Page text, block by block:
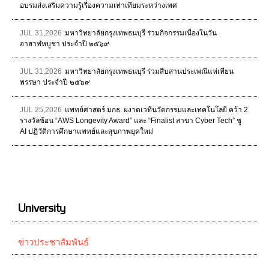
อบรมส่งเสริมความรู้เรื่องความเท่าเทียมระหว่างเพศ
JUL 31,2026 มหาวิทยาลัยกรุงเทพธนบุรี ร่วมกิจกรรมเนื่องในวัน
อาสาฬหบูชา ประจำปี ๒๕๖๙
JUL 31,2026 มหาวิทยาลัยกรุงเทพธนบุรี ร่วมสืบสานประเพณีแห่เทียน
พรรษา ประจำปี ๒๕๖๙
JUL 25,2026 แพทย์ศาสตร์ มกธ. ผงาดเวทีนวัตกรรมและเทคโนโลยี คว้า 2
รางวัลซ้อน “AWS Longevity Award” และ “Finalist สาขา Cyber Tech” ชู
AI ปฏิวัติการศึกษาแพทย์และสุขภาพยุคใหม่
University
ข่าวประชาสัมพันธ์